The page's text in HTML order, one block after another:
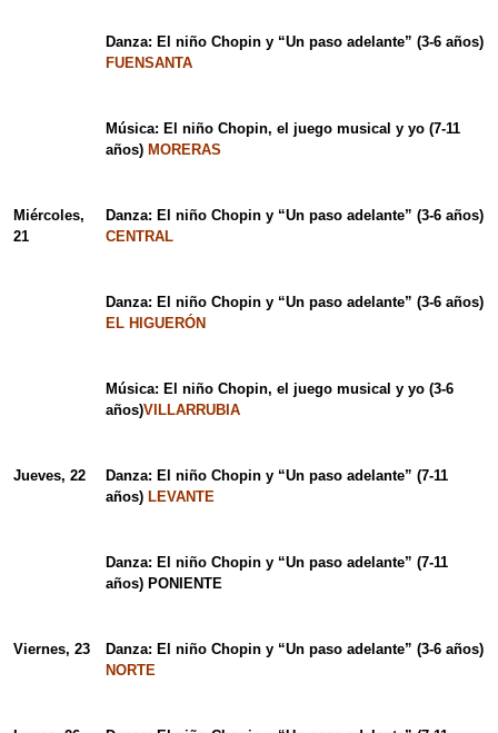
Danza: El niño Chopin y “Un paso adelante” (3-6 años)
FUENSANTA
Música: El niño Chopin, el juego musical y yo (7-11
años) MORERAS
Miércoles,
21
Danza: El niño Chopin y “Un paso adelante” (3-6 años)
CENTRAL
Danza: El niño Chopin y “Un paso adelante” (3-6 años)
EL HIGUERÓN
Música: El niño Chopin, el juego musical y yo (3-6
años)VILLARRUBIA
Jueves, 22
Danza: El niño Chopin y “Un paso adelante” (7-11
años) LEVANTE
Danza: El niño Chopin y “Un paso adelante” (7-11
años) PONIENTE
Viernes, 23
Danza: El niño Chopin y “Un paso adelante” (3-6 años)
NORTE